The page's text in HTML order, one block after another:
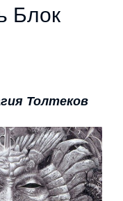
Блок
Толтеков